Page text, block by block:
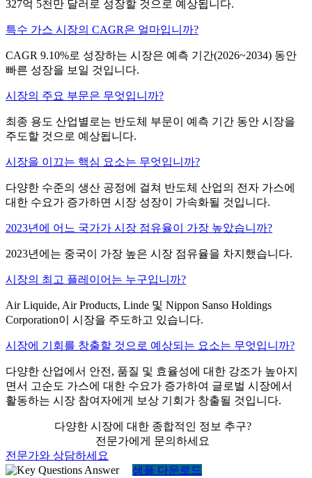
327억 5천만 달러로 성장할 것으로 예상됩니다.
특수 가스 시장의 CAGR은 얼마입니까?
CAGR 9.10%로 성장하는 시장은 예측 기간(2026~2034) 동안
빠른 성장을 보일 것입니다.
시장의 주요 부문은 무엇입니까?
최종 용도 산업별로는 반도체 부문이 예측 기간 동안 시장을
주도할 것으로 예상됩니다.
시장을 이끄는 핵심 요소는 무엇입니까?
다양한 수준의 생산 공정에 걸쳐 반도체 산업의 전자 가스에
대한 수요가 증가하면 시장 성장이 가속화될 것입니다.
2023년에 어느 국가가 시장 점유율이 가장 높았습니까?
2023년에는 중국이 가장 높은 시장 점유율을 차지했습니다.
시장의 최고 플레이어는 누구입니까?
Air Liquide, Air Products, Linde 및 Nippon Sanso Holdings
Corporation이 시장을 주도하고 있습니다.
시장에 기회를 창출할 것으로 예상되는 요소는 무엇입니까?
다양한 산업에서 안전, 품질 및 효율성에 대한 강조가 높아지
면서 고순도 가스에 대한 수요가 증가하여 글로벌 시장에서
활동하는 시장 참여자에게 보상 기회가 창출될 것입니다.
다양한 시장에 대한 종합적인 정보 추구?
전문가에게 문의하세요
전문가와 상담하세요
샘플 다운로드